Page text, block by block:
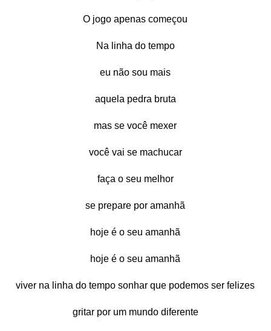
O jogo apenas começou
Na linha do tempo
eu não sou mais
aquela pedra bruta
mas se você mexer
você vai se machucar
faça o seu melhor
se prepare por amanhã
hoje é o seu amanhã
hoje é o seu amanhã
viver na linha do tempo sonhar que podemos ser felizes
gritar por um mundo diferente